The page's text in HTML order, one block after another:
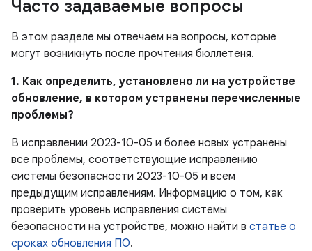
Часто задаваемые вопросы
В этом разделе мы отвечаем на вопросы, которые
могут возникнуть после прочтения бюллетеня.
1. Как определить, установлено ли на устройстве
обновление, в котором устранены перечисленные
проблемы?
В исправлении 2023-10-05 и более новых устранены
все проблемы, соответствующие исправлению
системы безопасности 2023-10-05 и всем
предыдущим исправлениям. Информацию о том, как
проверить уровень исправления системы
безопасности на устройстве, можно найти в статье о
сроках обновления ПО.